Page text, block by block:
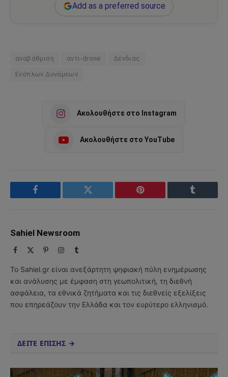
Add as a preferred source
αναβάθμιση αντι-drone Δένδιας
Ενόπλων Δυνάμεων
Ακολουθήστε στο Instagram
Ακολουθήστε στο YouTube
Facebook Twitter Pinterest Tumblr
Sahiel Newsroom
Facebook PinterestInstagram
Tumblr
Το Sahiel.gr είναι ανεξάρτητη ψηφιακή πύλη ενημέρωσης
και ανάλυσης με έμφαση στη γεωπολιτική, τη διεθνή
ασφάλεια, τα εθνικά ζητήματα και τις διεθνείς εξελίξεις
που επηρεάζουν την Ελλάδα και τον ευρύτερο ελληνισμό.
ΔΕΙΤΕ ΕΠΙΣΗΣ →